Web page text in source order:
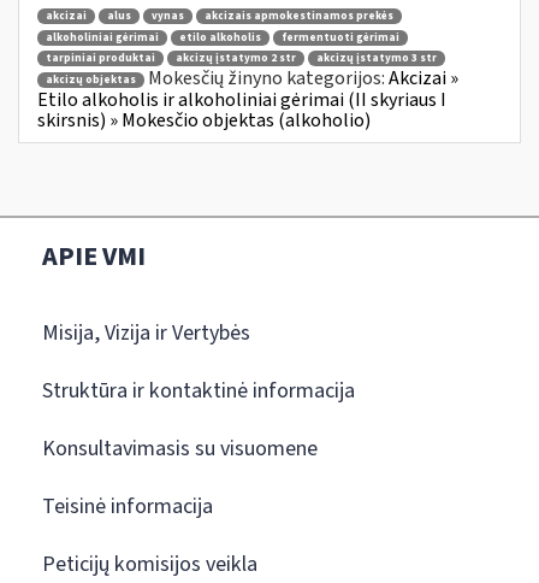
akcizai alus vynas
akcizais apmokestinamos prekės
alkoholiniai gėrimai
etilo alkoholis
fermentuoti gėrimai
tarpiniai produktai
akcizų įstatymo 2 str
akcizų įstatymo 3 str
akcizų objektas
Mokesčių žinyno kategorijos:Akcizai »
Etilo alkoholis ir alkoholiniai gėrimai (II skyriaus I
skirsnis) » Mokesčio objektas (alkoholio)
APIE VMI
Misija, Vizija ir Vertybės
Struktūra ir kontaktinė informacija
Konsultavimasis su visuomene
Teisinė informacija
Peticijų komisijos veikla